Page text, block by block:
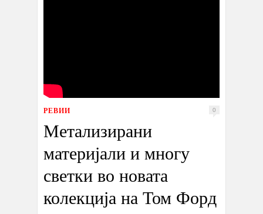
РЕВИИ 0
Метализирани
материјали и многу
светки во новата
колекција на Том Форд